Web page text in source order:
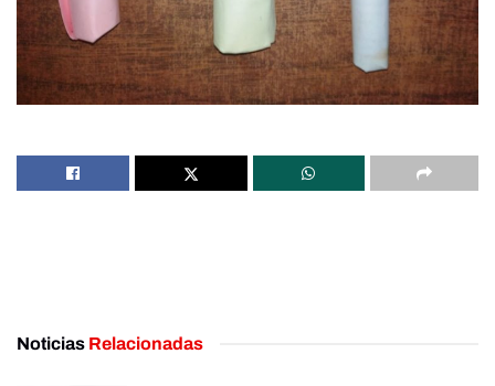
Noticias Relacionadas